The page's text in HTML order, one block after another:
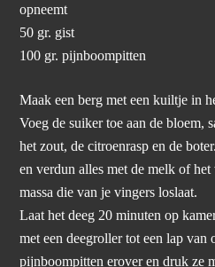
opneemt
50 gr. gist
100 gr. pijnboompitten
Maak een berg met een kuiltje in
Voeg de suiker toe aan de bloem,
het zout, de citroenrasp en de
en verdun alles met de melk of
massa die van je vingers loslaat.
Laat het deeg 20 minuten op
met een deegroller tot een lap
pijnboompitten erover en druk ze